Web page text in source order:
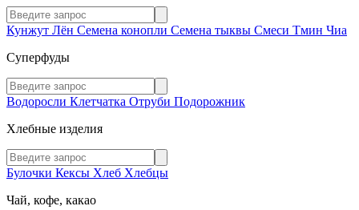
Кунжут Лён Семена конопли Семена тыквы Смеси Тмин Чиа
Суперфуды
Водоросли Клетчатка Отруби Подорожник
Хлебные изделия
Булочки Кексы Хлеб Хлебцы
Чай, кофе, какао